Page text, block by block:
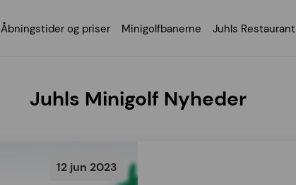
Åbningstider og priser Minigolfbanerne Juhls Restaurant
Juhls Minigolf Nyheder
12 jun 2023